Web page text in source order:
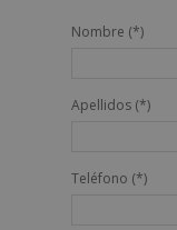
Nombre (*)
Apellidos (*)
Teléfono (*)